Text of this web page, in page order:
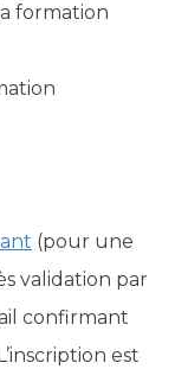
formation
(pour une
validation par
confirmant
est